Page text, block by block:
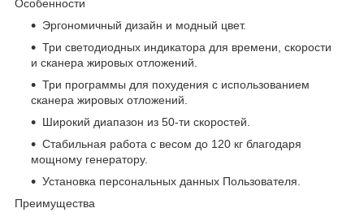
Особенности
Эргономичный дизайн и модный цвет.
Три светодиодных индикатора для времени, скорости
и сканера жировых отложений.
Три программы для похудения с использованием
сканера жировых отложений.
Широкий диапазон из 50-ти скоростей.
Стабильная работа с весом до 120 кг благодаря
мощному генератору.
Установка персональных данных Пользователя.
Преимущества